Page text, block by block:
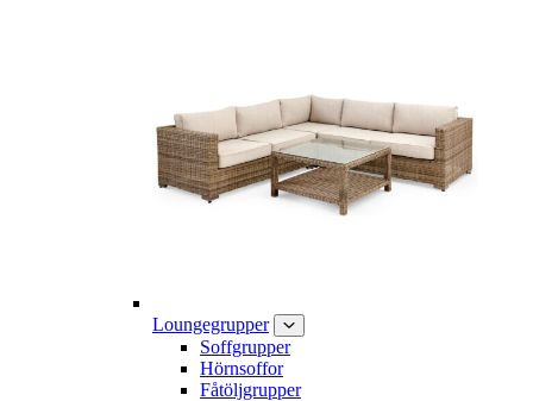
Loungegrupper
Soffgrupper
Hörnsoffor
Fåtöljgrupper